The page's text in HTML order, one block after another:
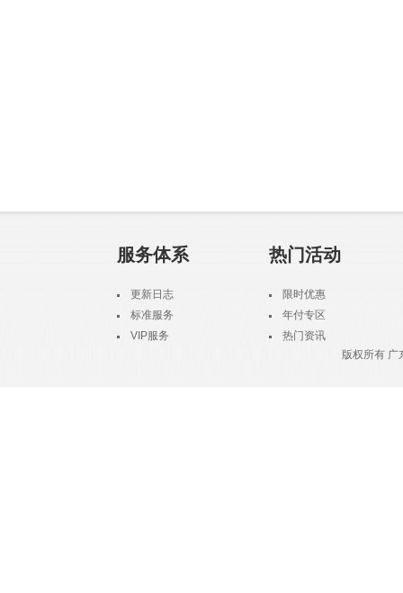
服务体系
更新日志
标准服务
VIP服务
热门活动
限时优惠
年付专区
热门资讯
版权所有